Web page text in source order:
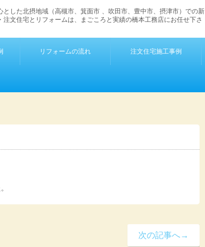
とした北摂地域（高槻市、箕面市 、吹田市、豊中市、摂津市）での新
注文住宅とリフォームは、まごころと実績の橋本工務店にお任せ下さ
リフォームの流れ 注文住宅施工事例
次の記事へ→